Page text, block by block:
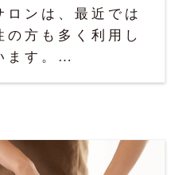
ロンは、最近では
方も多く利用し
ます。…